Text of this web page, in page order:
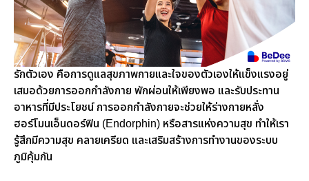
รักตัวเอง คือการดูแลสุขภาพกายและใจของตัวเองให้แข็งแรงอยู่
เสมอด้วยการออกกำลังกาย พักผ่อนให้เพียงพอ และรับประทาน
อาหารที่มีประโยชน์ การออกกำลังกายจะช่วยให้ร่างกายหลั่ง
ฮอร์โมนเอ็นดอร์ฟิน (Endorphin) หรือสารแห่งความสุข ทำให้เรา
รู้สึกมีความสุข คลายเครียด และเสริมสร้างการทำงานของระบบ
ภูมิคุ้มกัน